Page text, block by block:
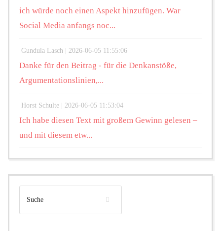
ich würde noch einen Aspekt hinzufügen. War
Social Media anfangs noc...
Gundula Lasch | 2026-06-05 11:55:06
Danke für den Beitrag - für die Denkanstöße,
Argumentationslinien,...
Horst Schulte | 2026-06-05 11:53:04
Ich habe diesen Text mit großem Gewinn gelesen –
und mit diesem etw...